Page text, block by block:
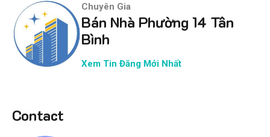
Chuyên Gia
Bán Nhà Phường 14 Tân
Bình
Xem Tin Đăng Mới Nhất
Contact